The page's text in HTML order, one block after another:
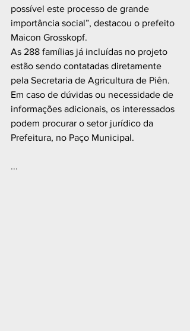
possível este processo de grande
importância social”, destacou o prefeito
Maicon Grosskopf.
As 288 famílias já incluídas no projeto
estão sendo contatadas diretamente
pela Secretaria de Agricultura de Piên.
Em caso de dúvidas ou necessidade de
informações adicionais, os interessados
podem procurar o setor jurídico da
Prefeitura, no Paço Municipal.
...